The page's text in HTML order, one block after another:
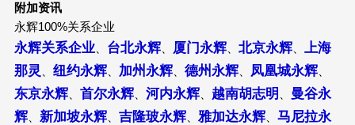
附加资讯
永辉100%关系企业
永辉关系企业、 台北永辉、 厦门永辉、 北京永辉、
上海
那灵
纽约永辉、 加州永辉、 德州永辉、 凤凰城永辉、
东京永辉、 首尔永辉、 河内永辉、 越南胡志明
曼谷永
辉、 新加坡永辉、 吉隆玻永辉、 雅加达永辉、 马尼拉永